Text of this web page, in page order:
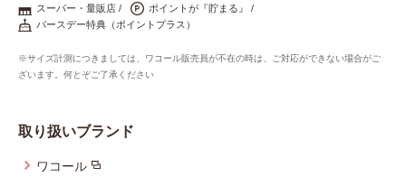
重要なお知らせ
お知らせ
ワコールウェブストア
スーパー・量販店
ポイントが『貯まる』
バースデー特典（ポイントプラス）
※サイズ計測につきましては、ワコール販売員が不在の時は、ご対応ができない場合がご
ざいます。何とぞご了承ください
取り扱いブランド
ワコール